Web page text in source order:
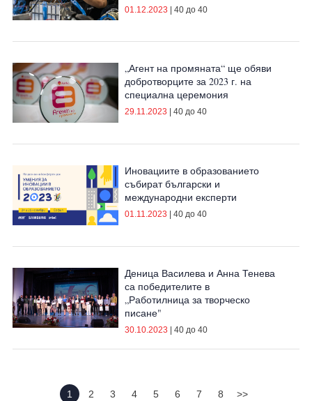
01.12.2023 | 40 до 40
„Агент на промяната“ ще обяви
добротворците за 2023 г. на
специална церемония
29.11.2023 40 до 40
Иновациите в образованието
събират български и
международни експерти
01.11.2023 40 до 40
Деница Василева и Анна Тенева
са победителите в
„Работилница за творческо
писане"
30.10.2023 40 до 40
1 2 3 4 5 6 7 8 >>